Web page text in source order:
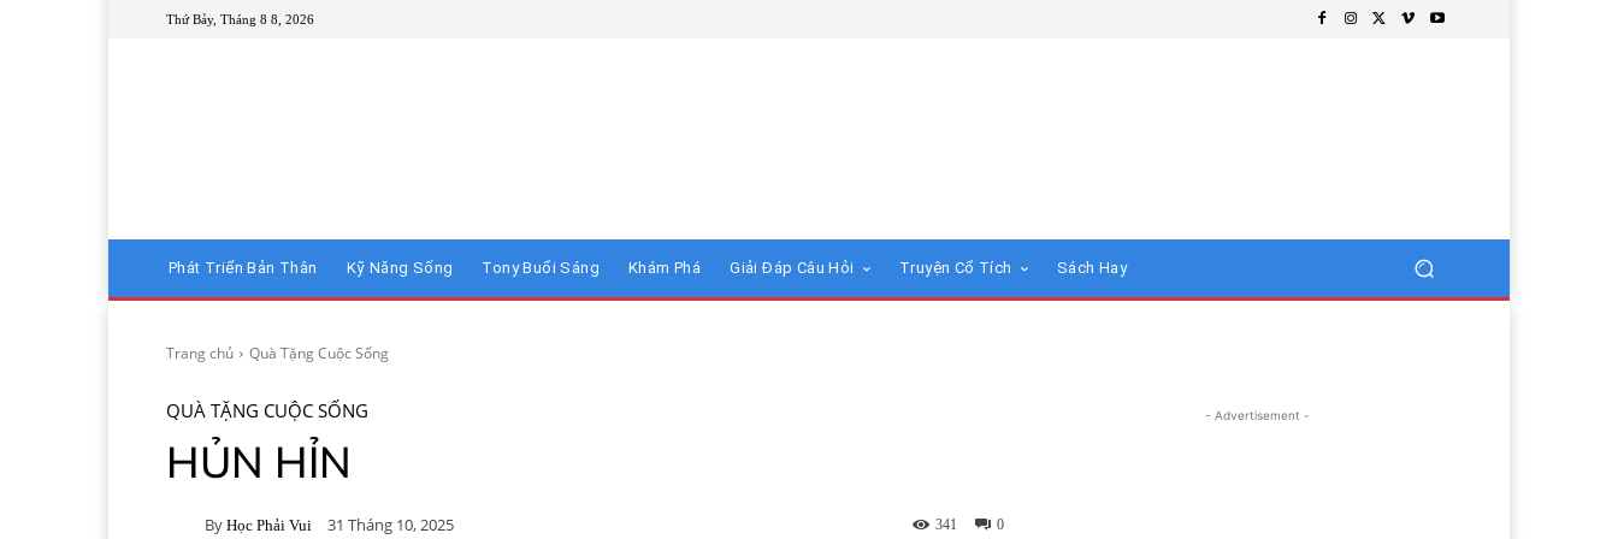
Thứ Bảy, Tháng 8 8, 2026
Phát Triển Bản Thân Kỹ Năng Sống Tony Buổi Sáng Khám Phá Giải Đáp Câu Hỏi Truyện Cổ Tích Sách Hay
Trang chủ Quà Tặng Cuộc Sống
QUÀ TẶNG CUỘC SỐNG
HỦN HỈN
By Học Phải Vui 31 Tháng 10, 2025 0
341
- Advertisement -